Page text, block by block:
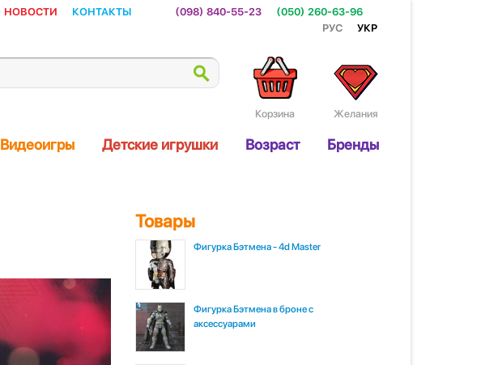
Новости Контакты (098) 840-55-23
(050) 260-63-96
Рус
Укр
Желания
Корзина
Видеоигры Детские игрушки Возраст Бренды
Товары
Фигурка Бэтмена - 4d Master
Фигурка Бэтмена в броне с
аксессуарами